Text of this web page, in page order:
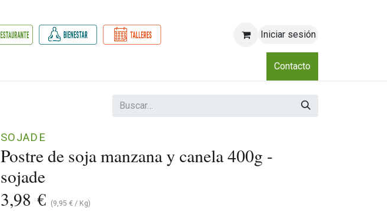
Iniciar sesión
Club
Contacto
Postre de soja manzana y canela 400g -
sojade
SOJADE
3,98 € (9,95 € / Kg)